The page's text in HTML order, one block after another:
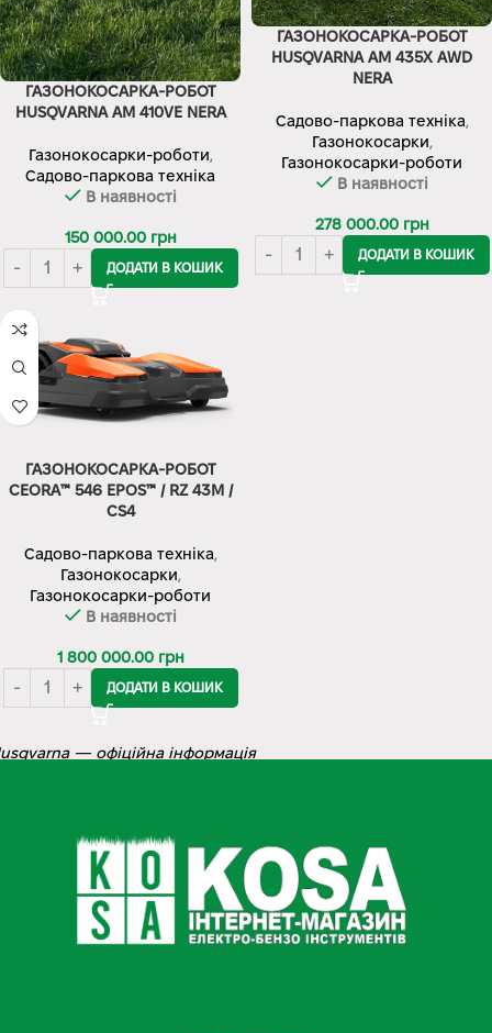
ГАЗОНОКОСАРКА-РОБОТ
HUSQVARNA AM 410VE NERA
Газонокосарки-роботи,
Садово-паркова техніка
В наявності
150 000.00 грн
ДОДАТИ В КОШИК
ГАЗОНОКОСАРКА-РОБОТ
HUSQVARNA AM 435X AWD
NERA
Садово-паркова техніка,
Газонокосарки,
Газонокосарки-роботи
В наявності
278 000.00 грн
ДОДАТИ В КОШИК
ГАЗОНОКОСАРКА-РОБОТ
CEORA™ 546 EPOS™ / RZ 43M /
CS4
Садово-паркова техніка,
Газонокосарки,
Газонокосарки-роботи
В наявності
1 800 000.00 грн
ДОДАТИ В КОШИК
— офіційна інформація